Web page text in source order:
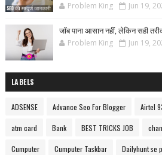
Problem King Jun 19,
जॉब पाना आसान नहीं, लेकिन सही
Problem King Jun 19,
LABELS
ADSENSE Advance Seo For Blogger Airtel
atm card Bank BEST TRICKS JOB
Cumputer Cumputer Taskbar Dailyhunt se